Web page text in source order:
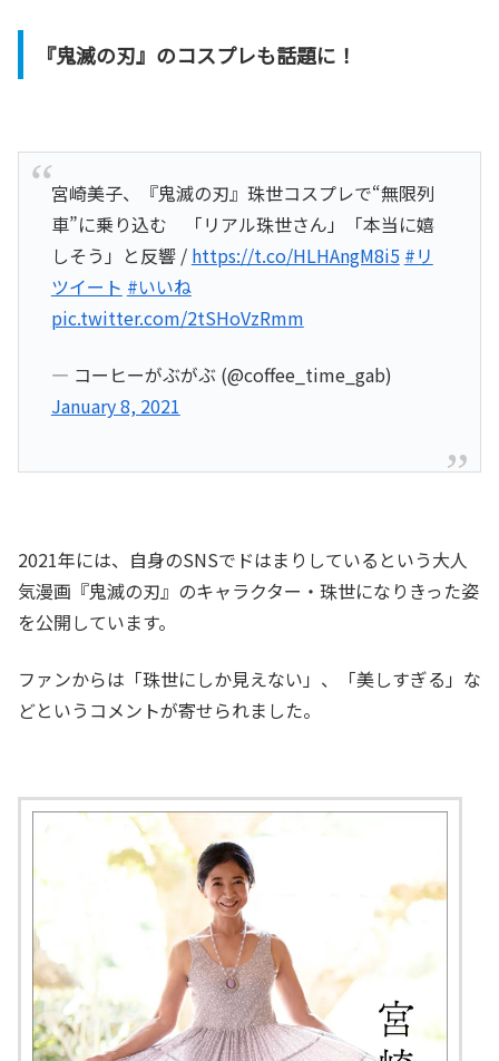
『鬼滅の刃』のコスプレも話題に！
宮崎美子、『鬼滅の刃』珠世コスプレで“無限列
車”に乗り込む 「リアル珠世さん」「本当に嬉
しそう」と反響 / https://t.co/HLHAngM8i5 #リ
ツイート #いいね
pic.twitter.com/2tSHoVzRmm
— コーヒーがぶがぶ (@coffee_time_gab)
January 8, 2021
2021年には、自身のSNSでドはまりしているという大人
気漫画『鬼滅の刃』のキャラクター・珠世になりきった姿
を公開しています。
ファンからは「珠世にしか見えない」、「美しすぎる」な
どというコメントが寄せられました。